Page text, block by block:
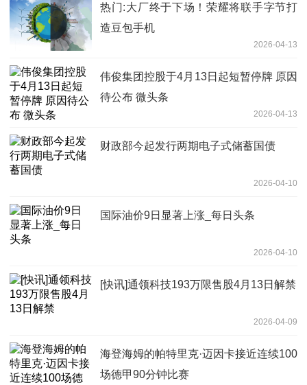
热门:大厂终于下场！荣耀将联手字节打
造豆包手机
2026-04-13
伟俊集团控股于4月13日起短暂停牌 原因
待公布 微头条
2026-04-13
财政部今起发行两期电子式储蓄国债
2026-04-10
国际油价9日显著上涨_每日头条
2026-04-10
[快讯]通领科技193万限售股4月13日解禁
2026-04-09
海登海姆的帕特里克·迈因卡接近连续100
场德甲90分钟比赛